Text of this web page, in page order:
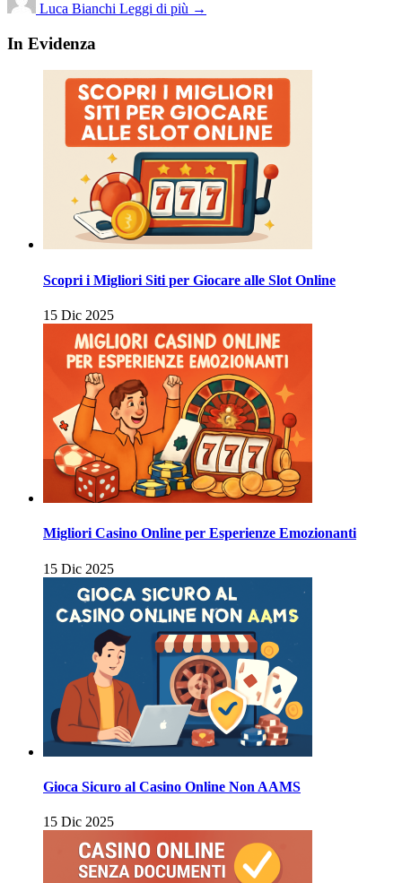
Luca Bianchi Leggi di più →
In Evidenza
Scopri i Migliori Siti per Giocare alle Slot Online
15 Dic 2025
Migliori Casino Online per Esperienze Emozionanti
15 Dic 2025
Gioca Sicuro al Casino Online Non AAMS
15 Dic 2025